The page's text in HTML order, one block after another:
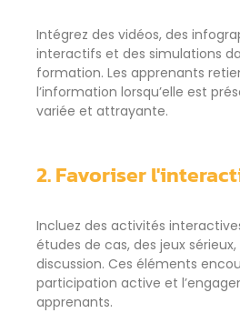
Intégrez des vidéos, des
interactifs et des simulations
formation. Les apprenants
l’information lorsqu’elle est
variée et attrayante.
2. Favoriser
Incluez des activités
études de cas, des jeux
discussion. Ces éléments
participation active et
apprenants.